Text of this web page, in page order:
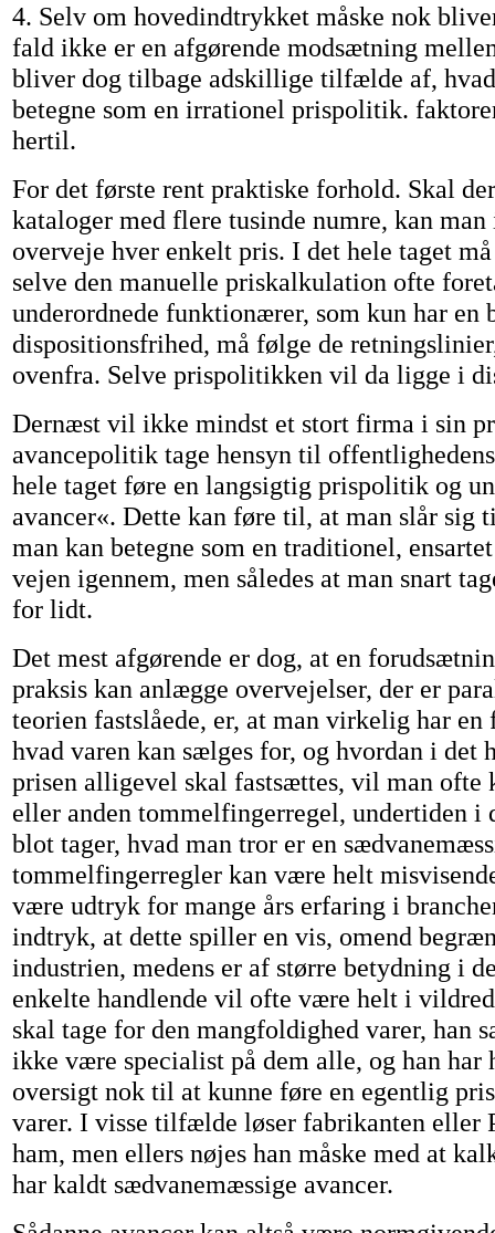
4. Selv om hovedindtrykket måske nok
fald ikke er en afgørende modsætning
bliver dog tilbage adskillige tilfælde af,
betegne som en irrationel prispolitik.
hertil.
For det første rent praktiske forhold. Skal
kataloger med flere tusinde numre, kan
overveje hver enkelt pris. I det hele taget
selve den manuelle priskalkulation ofte
underordnede funktionærer, som kun har en
dispositionsfrihed, må følge de
ovenfra. Selve prispolitikken vil da ligge i
Dernæst vil ikke mindst et stort firma i sin
avancepolitik tage hensyn til
hele taget føre en langsigtig prispolitik og
avancer«. Dette kan føre til, at man slår sig
man kan betegne som en traditionel,
vejen igennem, men således at man snart
for lidt.
Det mest afgørende er dog, at en
praksis kan anlægge overvejelser, der er
teorien fastslåede, er, at man virkelig har en
hvad varen kan sælges for, og hvordan i det
prisen alligevel skal fastsættes, vil man ofte
eller anden tommelfingerregel, undertiden i
blot tager, hvad man tror er en
tommelfingerregler kan være helt
være udtryk for mange års erfaring i
indtryk, at dette spiller en vis, omend
industrien, medens er af større betydning i
enkelte handlende vil ofte være helt i
skal tage for den mangfoldighed varer, han
ikke være specialist på dem alle, og han har
oversigt nok til at kunne føre en egentlig
varer. I visse tilfælde løser fabrikanten eller
ham, men ellers nøjes han måske med at
har kaldt sædvanemæssige avancer.